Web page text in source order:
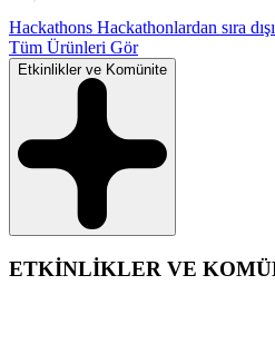
Hackathons Hackathonlardan sıra
Tüm Ürünleri Gör
Etkinlikler ve Komünite
ETKİNLİKLER VE